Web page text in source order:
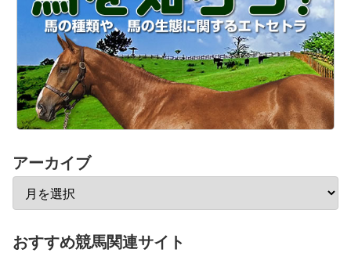
アーカイブ
おすすめ競馬関連サイト